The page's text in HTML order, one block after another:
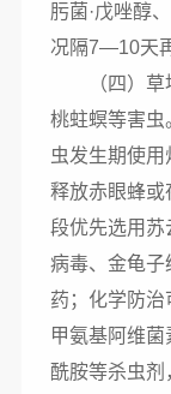
肟菌·戊唑醇
况隔7—10天
（四）草地
桃蛀螟等害
虫发生期使
释放赤眼蜂或
段优先选用
病毒、金龟子
药；化学防治
甲氨基阿维
酰胺等杀虫